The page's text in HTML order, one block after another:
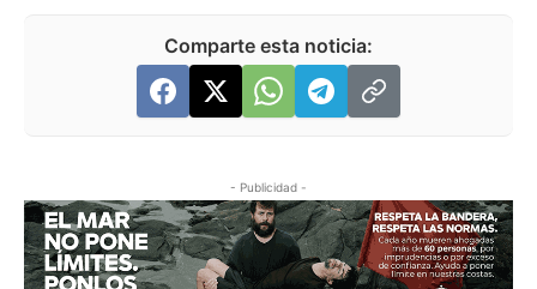
Comparte esta noticia:
- Publicidad -